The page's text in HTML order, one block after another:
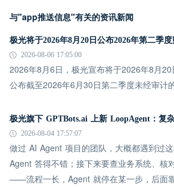
与"app推送信息"有关的资讯新闻
极光将于2026年8月20日公布2026年第二季
2026-08-06 17:05:00
2026年8月6日，极光宣布将于2026年8月
公布截至2026年6月30日第二季度未经审计
2026-08-04 17:57:07
做过 AI Agent 项目的团队，大概都遇到过
Agent 答得不错；接下来要查业务系统、核
——流程一长，Agent 就停在某一步，后面靠